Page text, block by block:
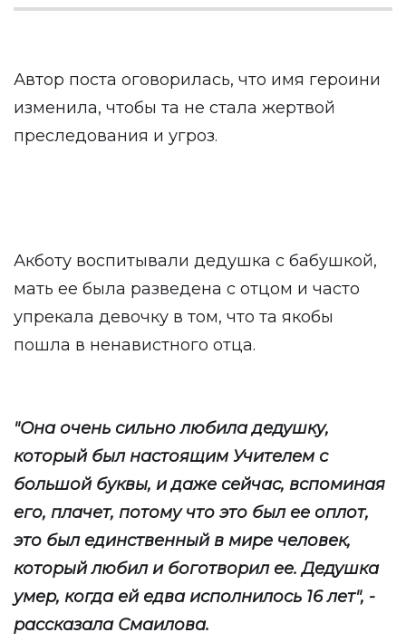
Автор поста оговорилась, что имя героини
изменила, чтобы та не стала жертвой
преследования и угроз.
Акботу воспитывали дедушка с бабушкой,
мать ее была разведена с отцом и часто
упрекала девочку в том, что та якобы
пошла в ненавистного отца.
"Она очень сильно любила дедушку,
который был настоящим Учителем с
большой буквы, и даже сейчас, вспоминая
его, плачет, потому что это был ее оплот,
это был единственный в мире человек,
который любил и боготворил ее. Дедушка
умер, когда ей едва исполнилось 16 лет", -
рассказала Смаилова.